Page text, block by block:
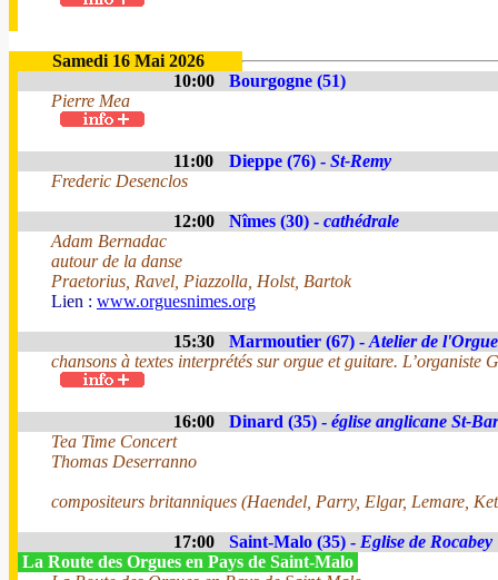
Samedi 16 Mai 2026
10:00
Bourgogne (51)
Pierre Mea
11:00 Dieppe (76) - St-Remy
Frederic Desenclos
12:00 Nîmes (30) - cathédrale
Adam Bernadac
autour de la danse
Praetorius, Ravel, Piazzolla, Holst, Bartok
Lien : www.orguesnimes.org
15:30 Marmoutier (67) - Atelier de l'Orgue
chansons à textes interprétés sur orgue et guitare.
16:00 Dinard (35) - église anglicane St-
Tea Time Concert
Thomas Deserranno
compositeurs britanniques (Haendel, Parry, Elgar, Lemare,
17:00 Saint-Malo (35) - Eglise de Rocabey
La Route des Orgues en Pays de Saint-Malo